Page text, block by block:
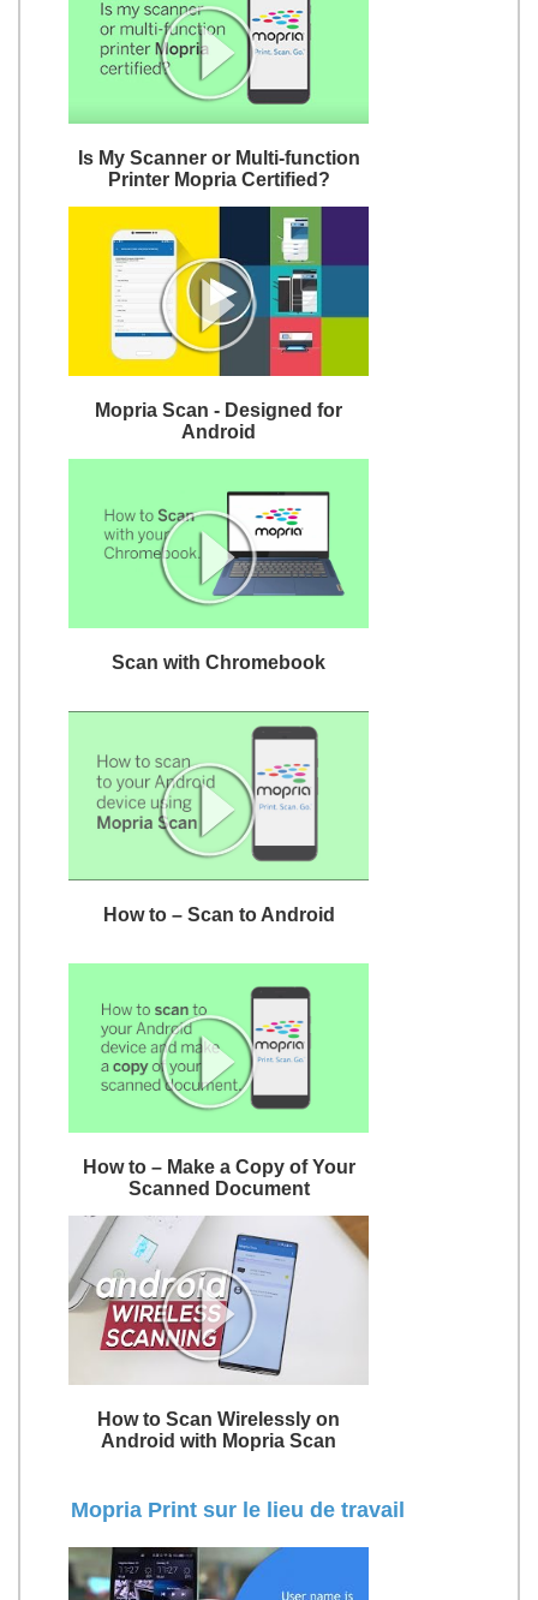
Is My Scanner or Multi-function
Printer Mopria Certified?
Mopria Scan - Designed for
Android
Scan with Chromebook
How to – Scan to Android
How to – Make a Copy of Your
Scanned Document
How to Scan Wirelessly on
Android with Mopria Scan
Mopria Print sur le lieu de travail